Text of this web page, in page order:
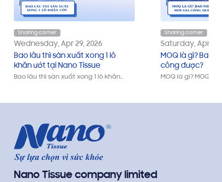
Sharing corner
Wednesday, Apr 29, 2026
Bao lâu thì sản xuất xong 1 lô
khăn ướt tại Nano Tissue
Bao lâu thì sản xuất xong 1 lô khăn
Sharing corner
Saturday, Apr 18,
MOQ là gì? Bao
công được?
MOQ là gì? MOQ
Nano Tissue company limited